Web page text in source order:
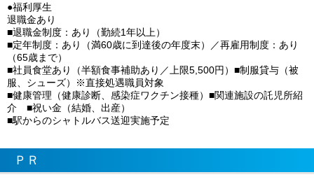
●福利厚生
退職金あり
■退職金制度：あり（勤続1年以上）
■定年制度：あり（満60歳に到達後の年度末）／再雇用制度：あり
（65歳まで）
■社員食堂あり（半額食事補助あり／上限5,500円）■制服貸与（被
服、シューズ）※直接処遇職員対象
■健康管理（健康診断、感染症ワクチン接種）■関連施設の託児所紹
介 ■祝い金（結婚、出産）
■駅からのシャトルバス送迎実施予定
ＰＲ